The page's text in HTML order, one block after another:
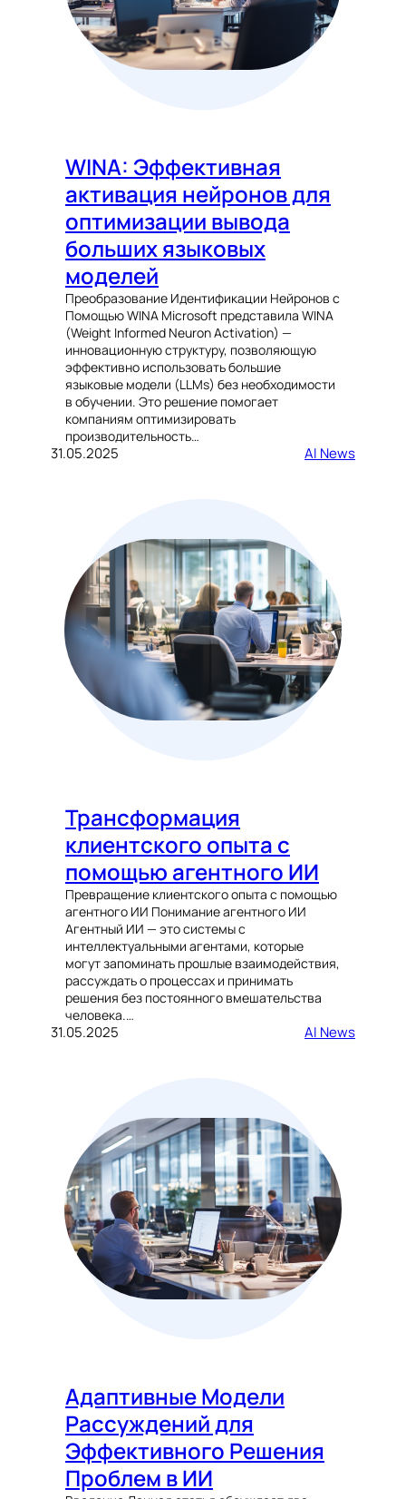
WINA: Эффективная
активация нейронов для
оптимизации вывода
больших языковых
моделей
Преобразование Идентификации Нейронов с
Помощью WINA Microsoft представила WINA
(Weight Informed Neuron Activation) —
инновационную структуру, позволяющую
эффективно использовать большие
языковые модели (LLMs) без необходимости
в обучении. Это решение помогает
компаниям оптимизировать
производительность…
31.05.2025 AI News
Трансформация
клиентского опыта с
помощью агентного ИИ
Превращение клиентского опыта с помощью
агентного ИИ Понимание агентного ИИ
Агентный ИИ — это системы с
интеллектуальными агентами, которые
могут запоминать прошлые взаимодействия,
рассуждать о процессах и принимать
решения без постоянного вмешательства
человека.…
31.05.2025 AI News
Адаптивные Модели
Рассуждений для
Эффективного Решения
Проблем в ИИ